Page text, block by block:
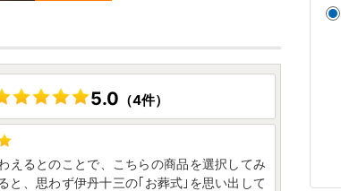
5.0 （4件）
えるとのことで、こちらの商品を選択してみ
と、思わず伊丹十三の｢お葬式｣を思い出して